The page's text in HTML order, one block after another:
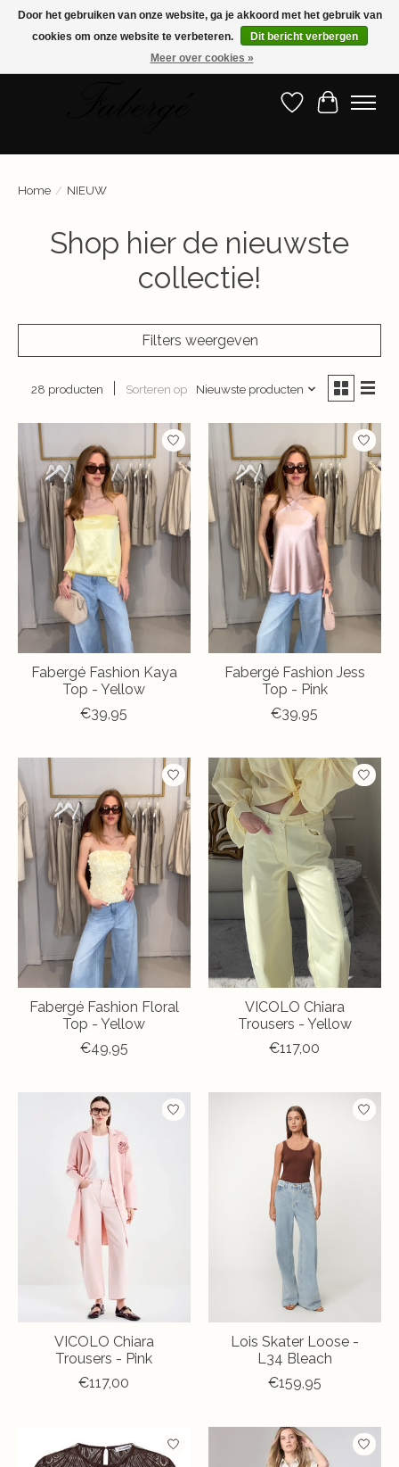
Shop nu de nieuwste collectie!
Verlanglijst
Home / NIEUW
Shop hier de nieuwste
collectie!
Filters weergeven
28 producten Sorteren op Nieuwste producten
Fabergé Fashion Kaya
Top - Yellow
€39,95
Fabergé Fashion Jess
Top - Pink
€39,95
Fabergé Fashion Floral
Top - Yellow
€49,95
VICOLO Chiara
Trousers - Yellow
€117,00
VICOLO Chiara
Trousers - Pink
€117,00
Lois Skater Loose -
L34 Bleach
€159,95
Door het gebruiken van onze website, ga je akkoord met het gebruik van
cookies om onze website te verbeteren.
Dit bericht verbergen
Meer over cookies »